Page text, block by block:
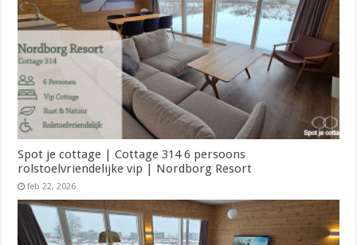
Spot je cottage | Cottage 314 6 persoons
rolstoelvriendelijke vip | Nordborg Resort
feb 22, 2026